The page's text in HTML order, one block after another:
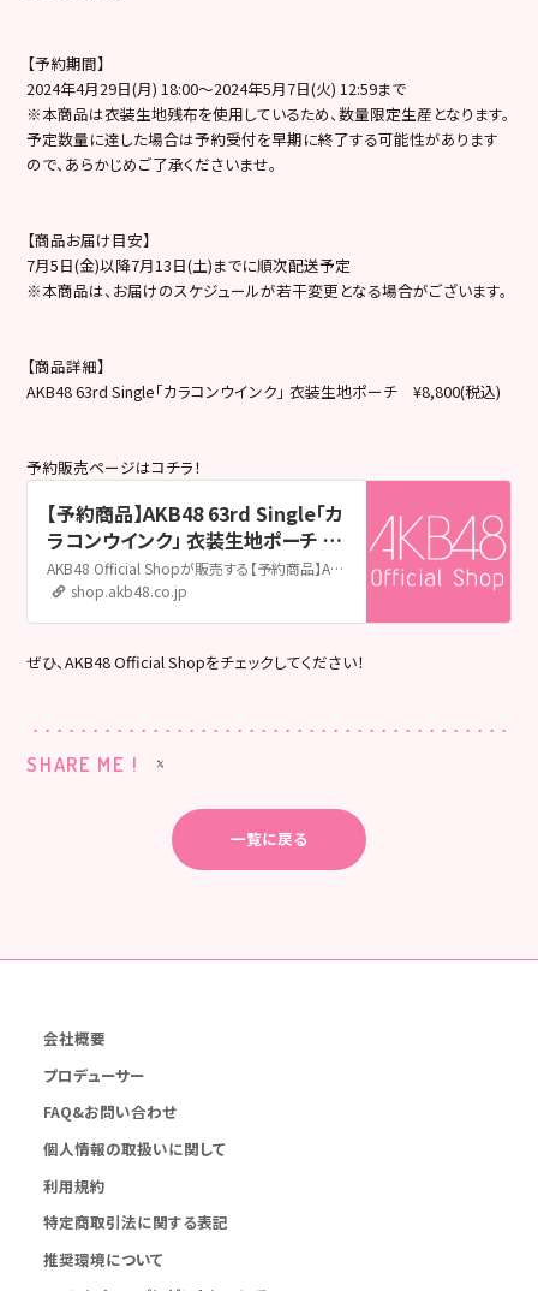
【予約期間】
2024年4月29日(月) 18:00～2024年5月7日(火) 12:59まで
※本商品は衣装生地残布を使用しているため、数量限定生産となります。
予定数量に達した場合は予約受付を早期に終了する可能性があります
ので、あらかじめご了承くださいませ。
【商品お届け目安】
7月5日(金)以降7月13日(土)までに順次配送予定
※本商品は、お届けのスケジュールが若干変更となる場合がございます。
【商品詳細】
AKB48 63rd Single「カラコンウインク」 衣装生地ポーチ ¥8,800(税込)
予約販売ページはコチラ！
【予約商品】AKB48 63rd Single「カ
ラコンウインク」 衣装生地ポーチ |
AKB48 Official Shop
AKB48 Official Shopが販売する【予約商品】AKB48 63rd Single「カラコンウインク」 衣装生地ポーチの販売ページです。AKB48 Official ShopはAKB48の公式通販サイトです。メンバー個別グッズやライブグッズ、生誕グッズ、生写真をはじめ、CDやDVD&Blu-rayも取扱い中！
shop.akb48.co.jp
ぜひ、AKB48 Official Shopをチェックしてください！
SHARE ME !
一覧に戻る
会社概要
プロデューサー
FAQ&お問い合わせ
個人情報の取扱いに関して
利用規約
特定商取引法に関する表記
推奨環境について